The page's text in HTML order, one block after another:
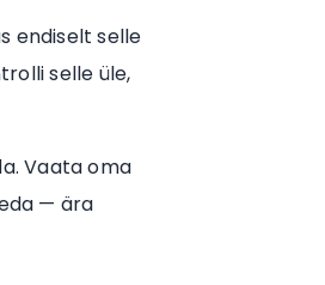
endiselt selle
selle üle,
Vaata oma
— ära